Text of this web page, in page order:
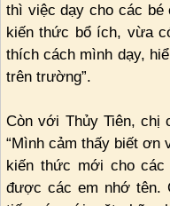
thì việc dạy cho các
kiến thức bổ ích, vừa
thích cách mình dạy,
trên trường”.
Còn với Thủy Tiên, chị
“Mình cảm thấy biết ơn
kiến thức mới cho
được các em nhớ tên.